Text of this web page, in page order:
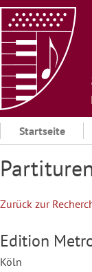
Skip
to
content
Startseite
Zurück zur
Edition
Köln